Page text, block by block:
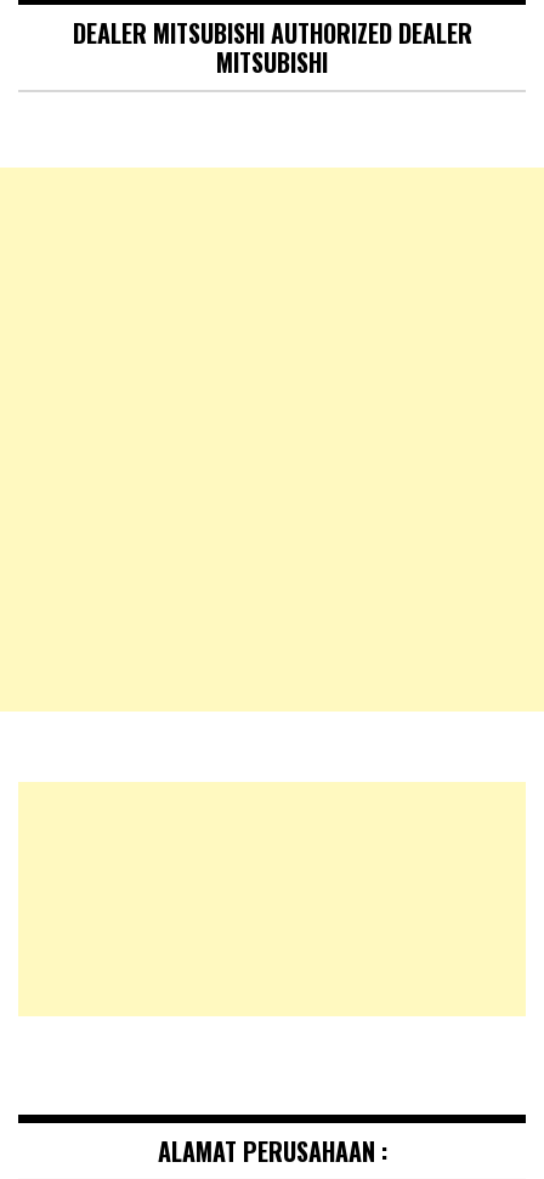
DEALER MITSUBISHI AUTHORIZED DEALER
MITSUBISHI
ALAMAT PERUSAHAAN :